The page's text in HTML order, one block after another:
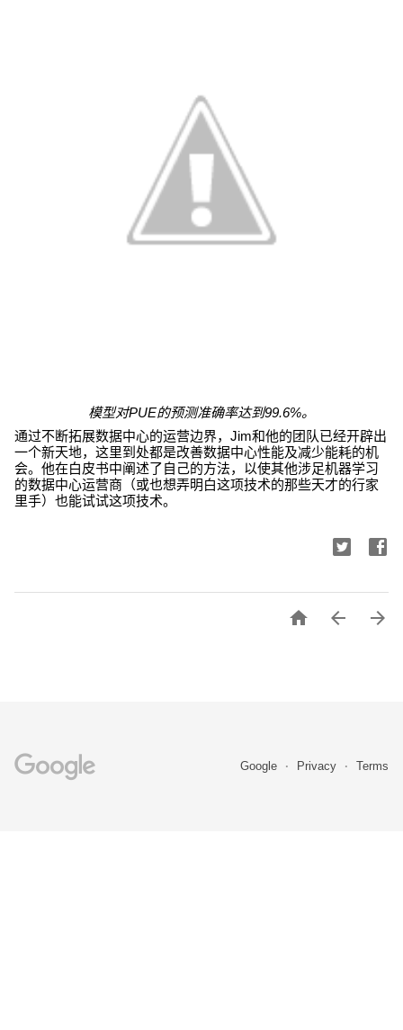
模型对PUE的预测准确率达到99.6%。
通过不断拓展数据中心的运营边界，Jim和他的团队已经开辟出
一个新天地，这里到处都是改善数据中心性能及减少能耗的机
会。他在白皮书中阐述了自己的方法，以使其他涉足机器学习
的数据中心运营商（或也想弄明白这项技术的那些天才的行家
里手）也能试试这项技术。
  
Google Privacy Terms